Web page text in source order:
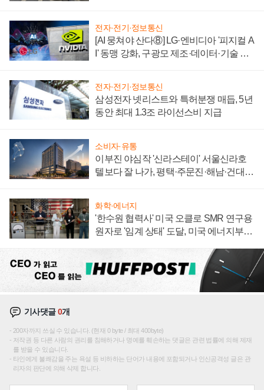
전자·전기·정보통신
[AI 뭉쳐야 산다⑧] LG·엔비디아 '피지컬 A
I' 동맹 강화, 구광모 제조·데이터·기술 결
전자·전기·정보통신
삼성전자 넷리스트와 특허분쟁 매듭, 5년
동안 최대 1.3조 라이선스비 지급
소비자·유통
이부진 야심작 '신라스테이' 서울신라호
텔보다 잘 나가, 평택·주문진·해남·건대로
화학·에너지
'한수원 협력사' 미국 오클로 SMR 연구용
원자로 '임계 상태' 도달, 미국 에너지부
기사댓글0개
200자까지 쓰실 수 있습니다. (현재 0 byte / 최대 400byte)
저작권 등 다른 사람의 권리를 침해하거나 명예를 훼손하는 댓글은 관련 법률에 의해 제재
를 받을 수 있습니다.
타인에게 불쾌감을 주는 욕설 등 비하하는 단어가 내용에 포함되거나 인신공격성 글은 관
리자의 판단에 의해 삭제 합니다.